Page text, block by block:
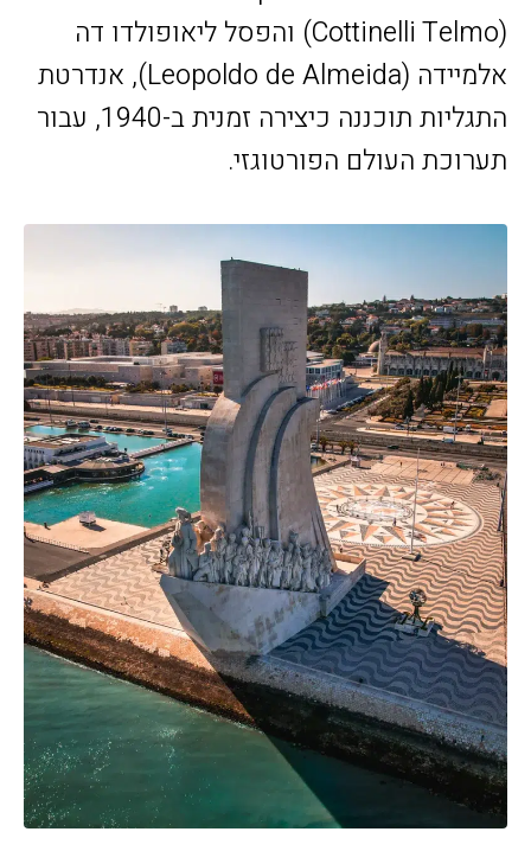
(Cottinelli Telmo) והפסל ליאופולדו דה
אלמיידה (Leopoldo de Almeida), אנדרטת
התגליות תוכננה כיצירה זמנית ב-1940, עבור
תערוכת העולם הפורטוגזי.